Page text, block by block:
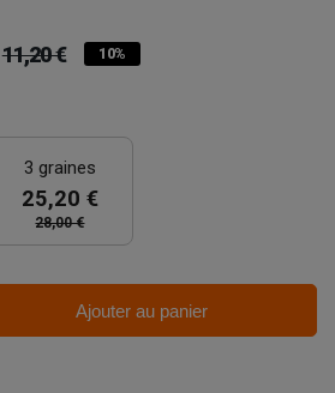
11,20 € 10%
3 graines
25,20 €
28,00 €
Ajouter au panier